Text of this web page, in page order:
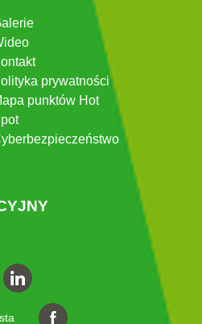
prywatności
punktów Hot